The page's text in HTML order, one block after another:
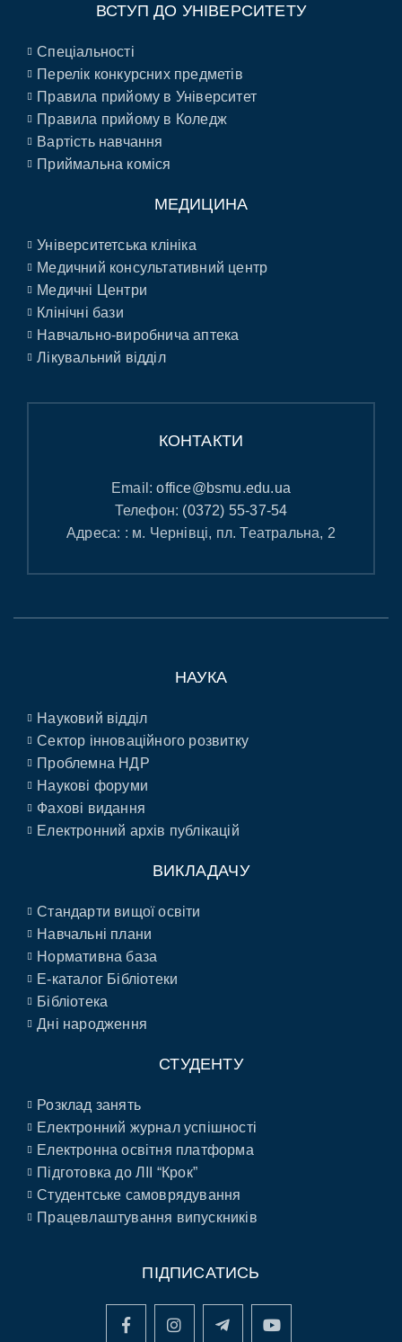
ВСТУП ДО УНІВЕРСИТЕТУ
Спеціальності
Перелік конкурсних предметів
Правила прийому в Університет
Правила прийому в Коледж
Вартість навчання
Приймальна коміся
МЕДИЦИНА
Університетська клініка
Медичний консультативний центр
Медичні Центри
Клінічні бази
Навчально-виробнича аптека
Лікувальний відділ
КОНТАКТИ
Email:office@bsmu.edu.ua
Телефон: (0372) 55-37-54
Адреса: : м. Чернівці, пл. Театральна, 2
НАУКА
Науковий відділ
Сектор інноваційного розвитку
Проблемна НДР
Наукові форуми
Фахові видання
Електронний архів публікацій
ВИКЛАДАЧУ
Стандарти вищої освіти
Навчальні плани
Нормативна база
E-каталог Бібліотеки
Бібліотека
Дні народження
СТУДЕНТУ
Розклад занять
Електронний журнал успішності
Електронна освітня платформа
Підготовка до ЛІІ “Крок”
Студентське самоврядування
Працевлаштування випускників
ПІДПИСАТИСЬ